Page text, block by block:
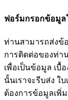
ฟอร์มกรอกข้อมูล
ท่านสามารถส่งข้
การติดต่อของท่า
เพื่อเป็นข้อมูล เบื้
นั้นเราจะรีบส่ง ใ
ต้องการข้อมูลเพิ่